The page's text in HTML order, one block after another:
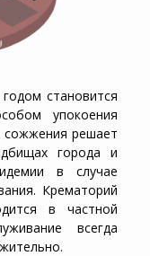
становится
упокоения
сожжения решает
города и
в случае
Крематорий
в частной
всегда